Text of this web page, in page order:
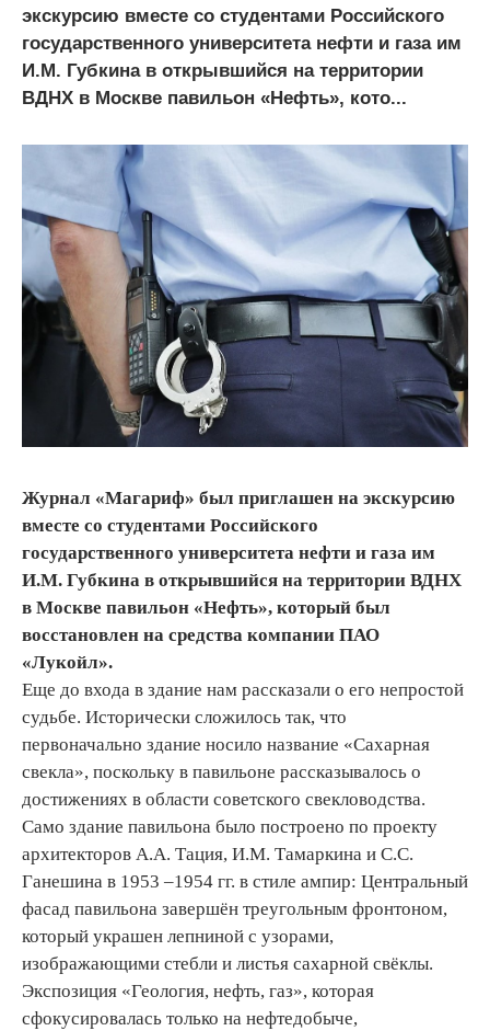
экскурсию вместе со студентами Российского
государственного университета нефти и газа им
И.М. Губкина в открывшийся на территории
ВДНХ в Москве павильон «Нефть», кото...
Журнал «Магариф» был приглашен на экскурсию
вместе со студентами Российского
государственного университета нефти и газа им
И.М. Губкина в открывшийся на территории ВДНХ
в Москве павильон «Нефть», который был
восстановлен на средства компании ПАО
«Лукойл».
Еще до входа в здание нам рассказали о его непростой
судьбе. Исторически сложилось так, что
первоначально здание носило название «Сахарная
свекла», поскольку в павильоне рассказывалось о
достижениях в области советского свекловодства.
Само здание павильона было построено по проекту
архитекторов А.А. Тация, И.М. Тамаркина и С.С.
Ганешина в 1953 –1954 гг. в стиле ампир: Центральный
фасад павильона завершён треугольным фронтоном,
который украшен лепниной с узорами,
изображающими стебли и листья сахарной свёклы.
Экспозиция «Геология, нефть, газ», которая
сфокусировалась только на нефтедобыче,